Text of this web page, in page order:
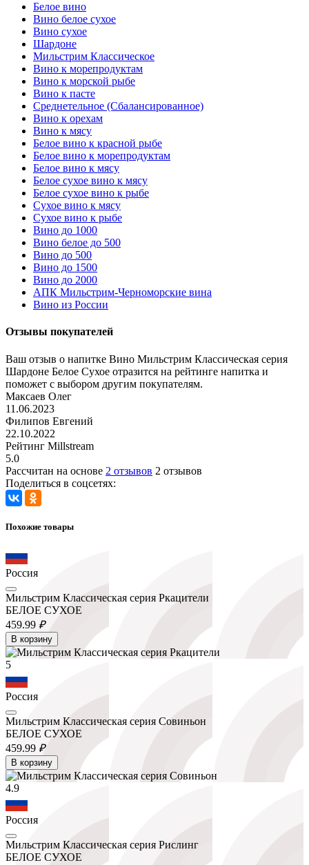
Белое вино
Вино белое сухое
Вино сухое
Шардоне
Мильстрим Классическое
Вино к морепродуктам
Вино к морской рыбе
Вино к пасте
Среднетельное (Сбалансированное)
Вино к орехам
Вино к мясу
Белое вино к красной рыбе
Белое вино к морепродуктам
Белое вино к мясу
Белое сухое вино к мясу
Белое сухое вино к рыбе
Сухое вино к мясу
Сухое вино к рыбе
Вино до 1000
Вино белое до 500
Вино до 500
Вино до 1500
Вино до 2000
АПК Мильстрим-Черноморские вина
Вино из России
Отзывы покупателей
Ваш отзыв о напитке Вино Мильстрим Классическая серия
Шардоне Белое Сухое отразится на рейтинге напитка и
поможет с выбором другим покупателям.
Максаев Олег
11.06.2023
Филипов Евгений
22.10.2022
Рейтинг Millstream
5.0
Рассчитан на основе 2 отзывов 2 отзывов
Поделиться в соцсетях:
Похожие товары
Россия
Мильстрим Классическая серия Ркацители
БЕЛОЕ СУХОЕ
459.99 ₽
В корзину
5
Россия
Мильстрим Классическая серия Совиньон
БЕЛОЕ СУХОЕ
459.99 ₽
В корзину
4.9
Россия
Мильстрим Классическая серия Рислинг
БЕЛОЕ СУХОЕ